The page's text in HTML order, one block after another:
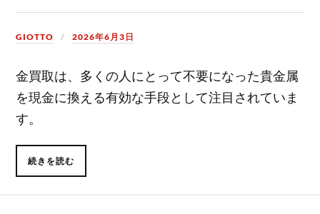
GIOTTO 2026年6月3日
金買取は、多くの人にとって不要になった貴金属
を現金に換える有効な手段として注目されていま
す。
続きを読む